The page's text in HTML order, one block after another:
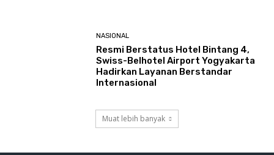
NASIONAL
Resmi Berstatus Hotel Bintang 4,
Swiss-Belhotel Airport Yogyakarta
Hadirkan Layanan Berstandar
Internasional
Muat lebih banyak